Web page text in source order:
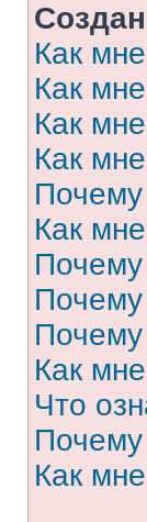
Как
Как
Как
Как
Почему
Как
Почему
Как
Что
Как